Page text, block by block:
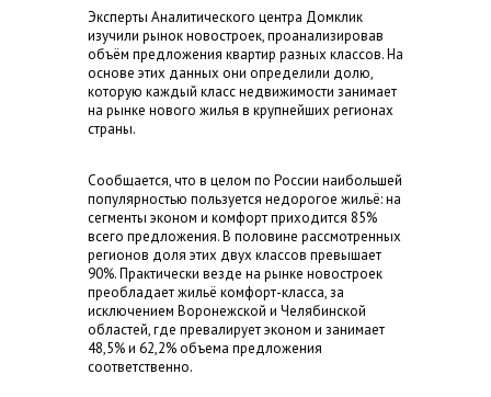
Эксперты Аналитического центра Домклик
изучили рынок новостроек, проанализировав
объём предложения квартир разных классов. На
основе этих данных они определили долю,
которую каждый класс недвижимости занимает
на рынке нового жилья в крупнейших регионах
страны.
Сообщается, что в целом по России наибольшей
популярностью пользуется недорогое жильё: на
сегменты эконом и комфорт приходится 85%
всего предложения. В половине рассмотренных
регионов доля этих двух классов превышает
90%. Практически везде на рынке новостроек
преобладает жильё комфорт-класса, за
исключением Воронежской и Челябинской
областей, где превалирует эконом и занимает
48,5% и 62,2% объема предложения
соответственно.